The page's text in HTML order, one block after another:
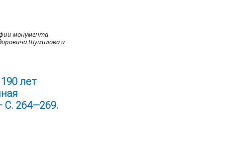
монумента
Шумилова и
лет
С. 264—269.